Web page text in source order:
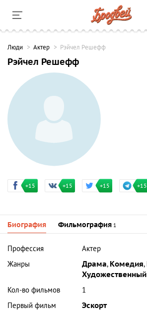
Люди Актер Рэйчел Решефф
Рэйчел Решефф
+15 +15 +15 +15
Биография Фильмография 1
Профессия
Актер
Жанры
Драма, Комедия,
Художественный
Кол-во фильмов
1
Первый фильм
Эскорт